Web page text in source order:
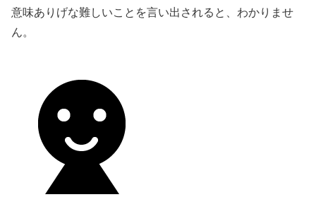
意味ありげな難しいことを言い出されると、わかりませ
ん。